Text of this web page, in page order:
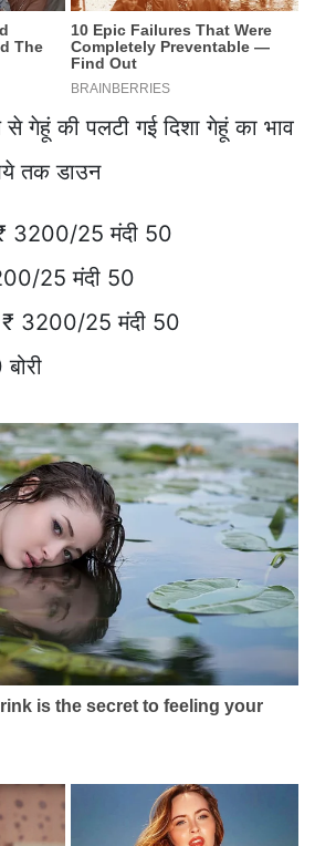
की पलटी गई दिशा गेहूं का भाव
तक डाउन
₹ 3200/25 मंदी 50
25 मंदी 50
₹ 3200/25 मंदी 50